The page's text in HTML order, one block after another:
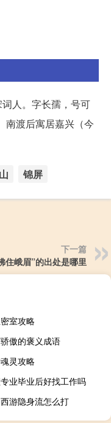
人。字长孺，号可
南渡后寓居嘉兴（今
锦屏
下一篇
住峨眉”的出处是哪里
室攻略
傲的褒义成语
灵攻略
业毕业后好找工作吗
游隐身流怎么打